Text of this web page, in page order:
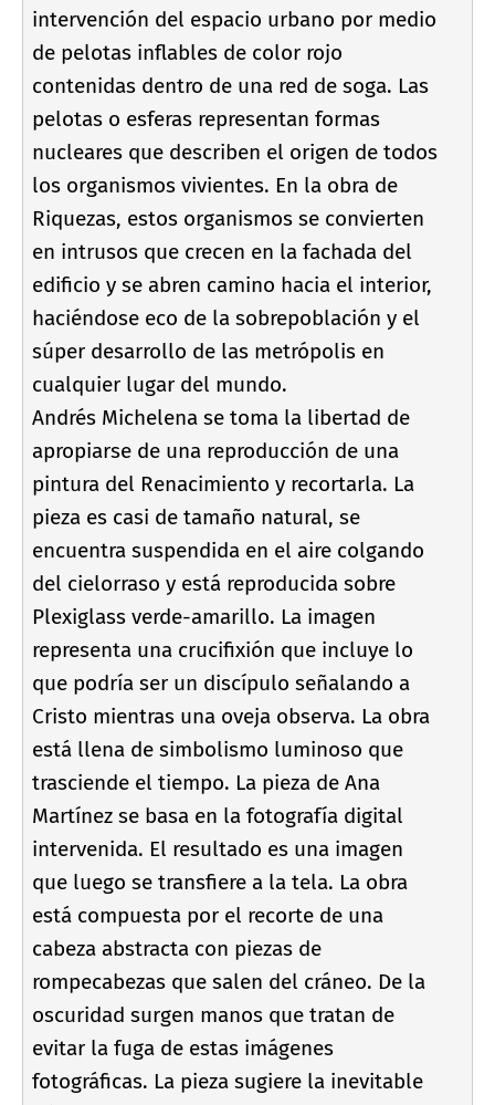
intervención del espacio urbano por medio
de pelotas inflables de color rojo
contenidas dentro de una red de soga. Las
pelotas o esferas representan formas
nucleares que describen el origen de todos
los organismos vivientes. En la obra de
Riquezas, estos organismos se convierten
en intrusos que crecen en la fachada del
edificio y se abren camino hacia el interior,
haciéndose eco de la sobrepoblación y el
súper desarrollo de las metrópolis en
cualquier lugar del mundo.
Andrés Michelena se toma la libertad de
apropiarse de una reproducción de una
pintura del Renacimiento y recortarla. La
pieza es casi de tamaño natural, se
encuentra suspendida en el aire colgando
del cielorraso y está reproducida sobre
Plexiglass verde-amarillo. La imagen
representa una crucifixión que incluye lo
que podrí­a ser un discí­pulo señalando a
Cristo mientras una oveja observa. La obra
está llena de simbolismo luminoso que
trasciende el tiempo. La pieza de Ana
Martí­nez se basa en la fotografí­a digital
intervenida. El resultado es una imagen
que luego se transfiere a la tela. La obra
está compuesta por el recorte de una
cabeza abstracta con piezas de
rompecabezas que salen del cráneo. De la
oscuridad surgen manos que tratan de
evitar la fuga de estas imágenes
fotográficas. La pieza sugiere la inevitable